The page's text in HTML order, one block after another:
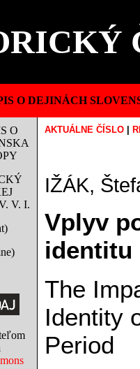
O DEJINÁCH
O
V. I.
AKTUÁLNE ČÍSLO
IŽÁK,
Vplyv
identitu
The
Identity
Period